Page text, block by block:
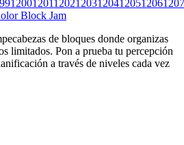
12001201120212031204120512061207
Block Jam
de bloques donde organizas
limitados. Pon a prueba tu percepción
a través de niveles cada vez